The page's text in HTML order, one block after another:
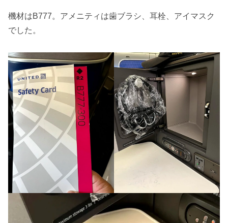
機材はB777。アメニティは歯ブラシ、耳栓、アイマスク
でした。